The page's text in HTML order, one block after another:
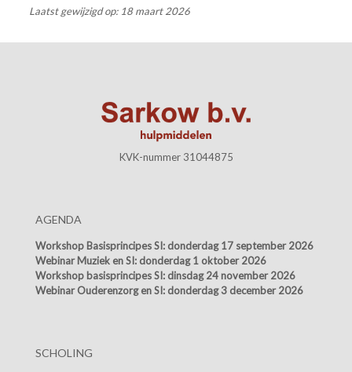
Laatst gewijzigd op: 18 maart 2026
KVK-nummer 31044875
AGENDA
Workshop Basisprincipes SI: donderdag 17 september 2026
Webinar Muziek en SI: donderdag 1 oktober 2026
Workshop basisprincipes SI: dinsdag 24 november 2026
Webinar Ouderenzorg en SI: donderdag 3 december 2026
SCHOLING